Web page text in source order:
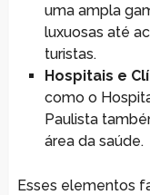
uma ampla
luxuosas até
turistas.
Hospitais e
como o
Paulista
área da saúde.
Esses elementos